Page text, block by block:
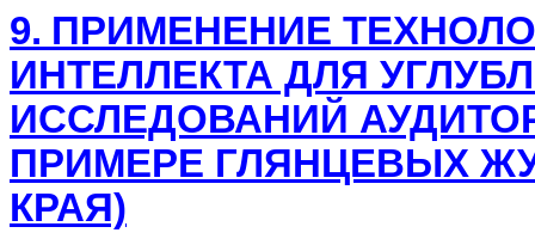
9. ПРИМЕНЕНИЕ
ИНТЕЛЛЕКТА ДЛЯ
ИССЛЕДОВАНИЙ
ПРИМЕРЕ ГЛЯНЦЕВЫХ
КРАЯ)